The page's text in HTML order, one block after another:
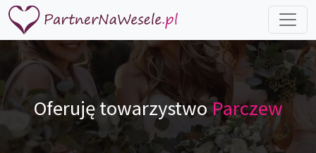
Oferuję towarzystwoParczew